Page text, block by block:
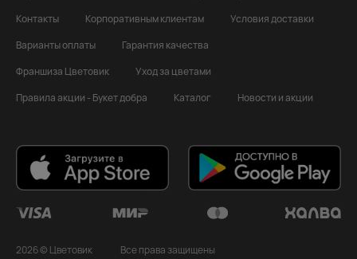
Контакты
Корпоративным клиентам
Условия доставки
Варианты оплаты
Гарантия качества
Франшиза Цветовик
Уход за цветами
Правила акции - Букет добра
Каталог Новости и акции
2026 © Цветовик Все права защищены